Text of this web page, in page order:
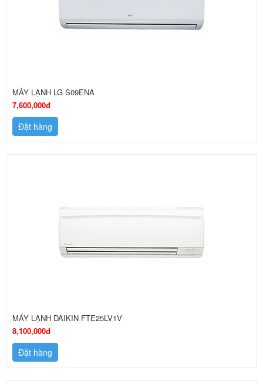
MÁY LẠNH LG S09ENA
7,600,000đ
Đặt hàng
MÁY LẠNH DAIKIN FTE25LV1V
8,100,000đ
Đặt hàng